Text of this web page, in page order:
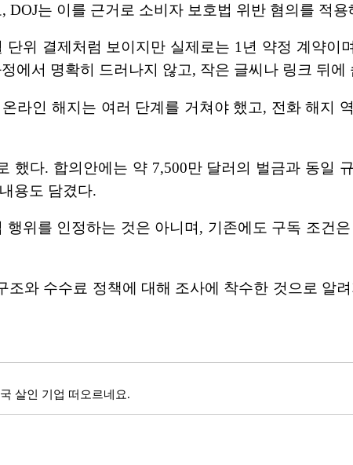
는 이를 근거로 소비자 보호법 위반 혐의를 적
단위 결제처럼 보이지만 실제로는 1년 약정 계약이
에서 명확히 드러나지 않고, 작은 글씨나 링크 뒤에
라인 해지는 여러 단계를 거쳐야 했고, 전화 해지
했다. 합의안에는 약 7,500만 달러의 벌금과 동일
용도 담겼다.
위를 인정하는 것은 아니며, 기존에도 구독 조건
와 수수료 정책에 대해 조사에 착수한 것으로 알
살인 기업 떠오르네요.